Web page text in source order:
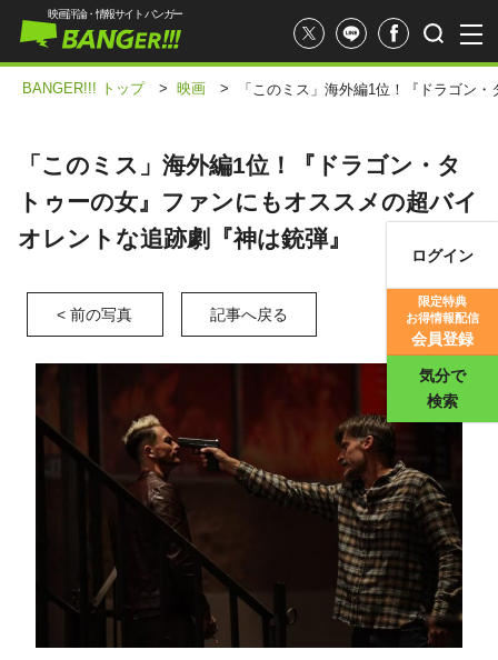
映画評価
映画評論・情報サイト バンガー
ログイン
限定特典
お得情報配信
会員登録
気分で
検索
BANGER!!! トップ > 映画 > 「このミス」海外編1位！『ドラゴン
「このミス」海外編1位！『ドラゴン・タ
トゥーの女』ファンにもオススメの超バイ
オレントな追跡劇『神は銃弾』
< 前の写真 記事へ戻る